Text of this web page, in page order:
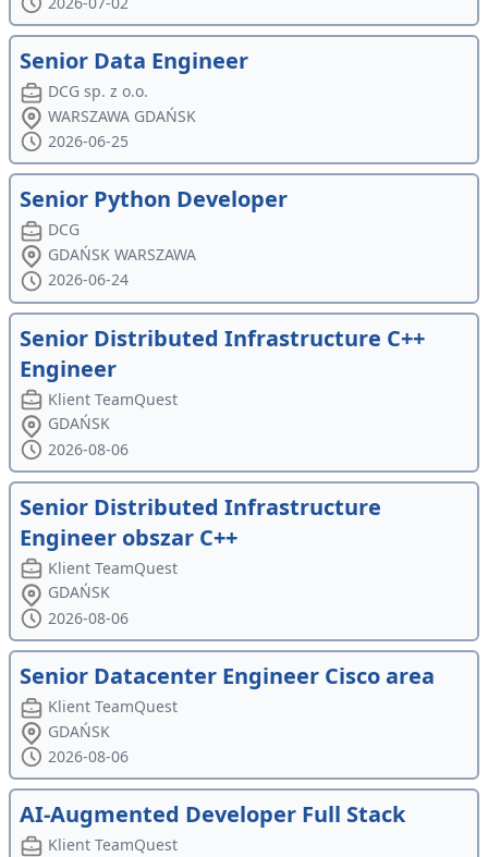
Senior Data Engineer
DCG sp. z o.o.
WARSZAWA GDAŃSK
2026-06-25
Senior Python Developer
DCG
GDAŃSK WARSZAWA
2026-06-24
Senior Distributed Infrastructure C++
Engineer
Klient TeamQuest
GDAŃSK
2026-08-06
Senior Distributed Infrastructure
Engineer obszar C++
Klient TeamQuest
GDAŃSK
2026-08-06
Senior Datacenter Engineer Cisco area
Klient TeamQuest
GDAŃSK
2026-08-06
AI-Augmented Developer Full Stack
Klient TeamQuest